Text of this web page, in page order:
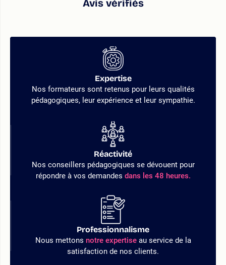
Avis vérifiés
Expertise
Nos formateurs sont retenus pour leurs qualités
pédagogiques, leur expérience et leur sympathie.
Réactivité
Nos conseillers pédagogiques se dévouent pour
répondre à vos demandes dans les 48 heures.
Professionnalisme
Nous mettons notre expertiseau service de la
satisfaction de nos clients.